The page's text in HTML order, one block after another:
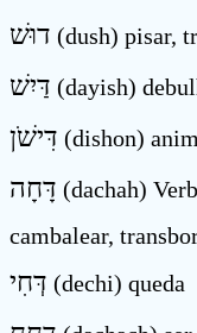
דוּשׁ (dush) pisar,
דַּיִשׁ (dayish)
דִּישֹׁן (dishon)
דָּחָה (dachah)
cambalear,
דְּחִי (dechi) queda